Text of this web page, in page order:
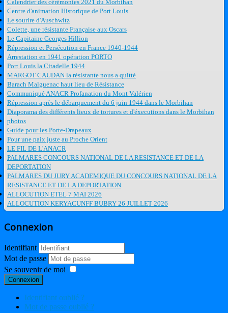
Calendrier des cérémonies 2021 du Morbihan
Centre d'animation Historique de Port Louis
Le sourire d'Auschwitz
Colette, une résistante Française aux Oscars
Le Capitaine Georges Hillion
Répression et Persécution en France 1940-1944
Arrestation en 1941 opération PORTO
Port Louis la Citadelle 1944
MARGOT CAUDAN la résistante nous a quitté
Barach Malguenac haut lieu de Résistance
Communiqué ANACR Profanation du Mont Valérien
Répression après le débarquement du 6 juin 1944 dans le Morbihan
Diaporama des différents lieux de tortures et d'éxecutions dans le Morbihan
photos
Guide pour les Porte-Drapeaux
Pour une paix juste au Proche Orient
LE FIL DE L'ANACR
PALMARES CONCOURS NATIONAL DE LA RESISTANCE ET DE LA
DEPORTATION
PALMARES DU JURY ACADEMIQUE DU CONCOURS NATIONAL DE LA
RESISTANCE ET DE LA DEPORTATION
ALLOCUTION ETEL 7 MAI 2026
ALLOCUTION KERYACUNFF BUBRY 26 JUILLET 2026
Connexion
Identifiant
Mot de passe
Se souvenir de moi
Connexion
Identifiant oublié ?
Mot de passe oublié ?